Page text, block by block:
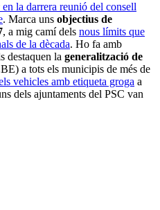
en la darrera reunió del consell
. Marca uns objectius de
, a mig camí dels nous límits que
de la dècada. Ho fa amb
destaquen la generalització de
a tots els municipis de més de
vehicles amb etiqueta groga a
dels ajuntaments del PSC van